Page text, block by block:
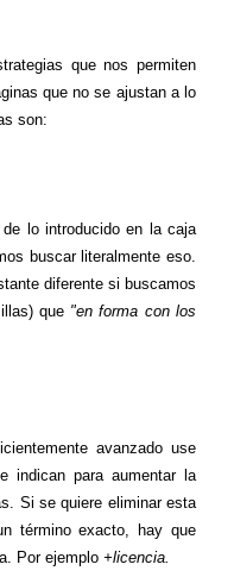
que nos permiten
que no se ajustan a lo
son:
lo introducido en la caja
buscar literalmente eso.
diferente si buscamos
que "en forma con los
avanzado use
indican para aumentar la
Si se quiere eliminar esta
término exacto, hay que
Por ejemplo +licencia.